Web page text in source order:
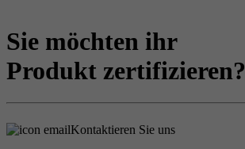
Sie möchten ihr
Produkt zertifizieren?
Kontaktieren Sie uns